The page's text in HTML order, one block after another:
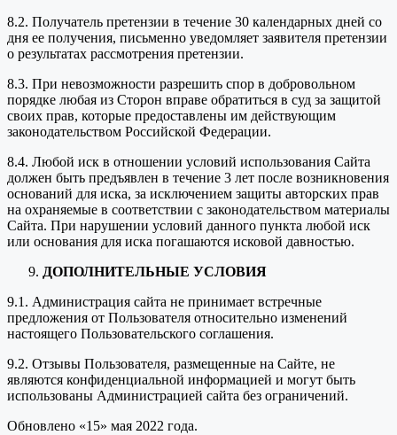
8.2. Получатель претензии в течение 30 календарных дней со
дня ее получения, письменно уведомляет заявителя претензии
о результатах рассмотрения претензии.
8.3. При невозможности разрешить спор в добровольном
порядке любая из Сторон вправе обратиться в суд за защитой
своих прав, которые предоставлены им действующим
законодательством Российской Федерации.
8.4. Любой иск в отношении условий использования Сайта
должен быть предъявлен в течение 3 лет после возникновения
оснований для иска, за исключением защиты авторских прав
на охраняемые в соответствии с законодательством материалы
Сайта. При нарушении условий данного пункта любой иск
или основания для иска погашаются исковой давностью.
ДОПОЛНИТЕЛЬНЫЕ УСЛОВИЯ
9.1. Администрация сайта не принимает встречные
предложения от Пользователя относительно изменений
настоящего Пользовательского соглашения.
9.2. Отзывы Пользователя, размещенные на Сайте, не
являются конфиденциальной информацией и могут быть
использованы Администрацией сайта без ограничений.
Обновлено «15» мая 2022 года.